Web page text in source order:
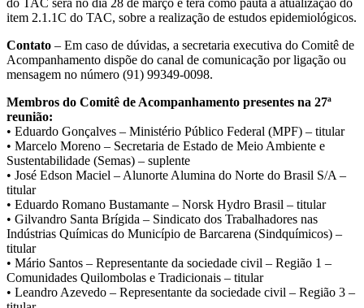
item 2.1.1C do TAC, sobre a realização de estudos epidemiológicos.
Contato – Em caso de dúvidas, a secretaria executiva do Comitê de
Acompanhamento dispõe do canal de comunicação por ligação ou
mensagem no número (91) 99349-0098.
Membros do Comitê de Acompanhamento presentes na 27ª
reunião:
• Eduardo Gonçalves – Ministério Público Federal (MPF) – titular
• Marcelo Moreno – Secretaria de Estado de Meio Ambiente e
Sustentabilidade (Semas) – suplente
• José Edson Maciel – Alunorte Alumina do Norte do Brasil S/A –
titular
• Eduardo Romano Bustamante – Norsk Hydro Brasil – titular
• Gilvandro Santa Brígida – Sindicato dos Trabalhadores nas
Indústrias Químicas do Município de Barcarena (Sindquímicos) –
titular
• Mário Santos – Representante da sociedade civil – Região 1 –
Comunidades Quilombolas e Tradicionais – titular
• Leandro Azevedo – Representante da sociedade civil – Região 3 –